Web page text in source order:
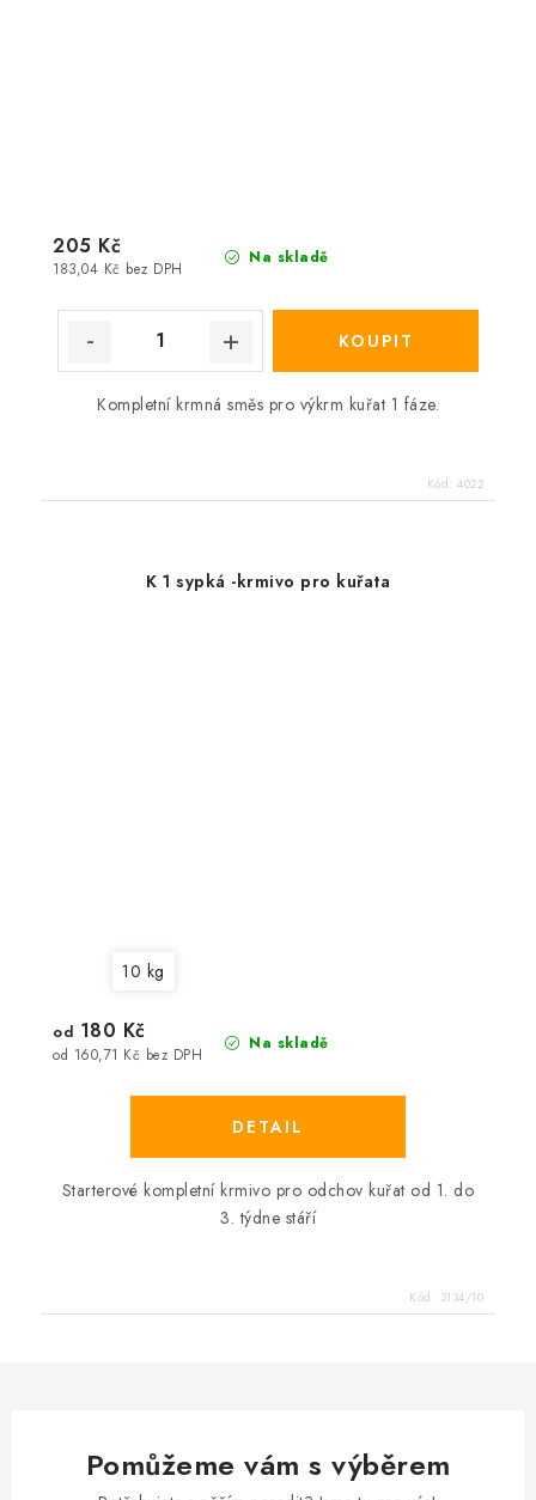
Na skladě
183,04 Kč bez DPH
205 Kč
Kompletní krmná směs pro výkrm kuřat 1 fáze.
Kód: 4022
K 1 sypká -krmivo pro kuřata
10 kg
Na skladě
od 160,71 Kč bez DPH
od 180 Kč
Starterové kompletní krmivo pro odchov kuřat od 1. do
3. týdne stáří
Kód: 3134/10
Pomůžeme vám s výběrem